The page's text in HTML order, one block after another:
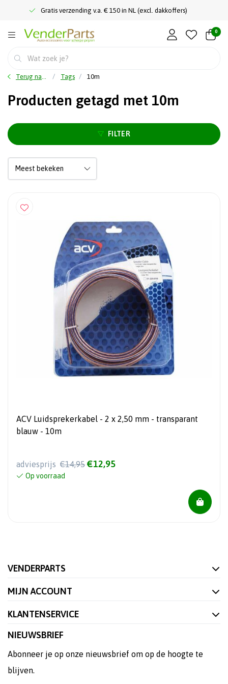
Gratis verzending v.a. € 150 in NL (excl. dakkoffers)
0
Terug naar home Tags 10m
Producten getagd met 10m
FILTER
ACV Luidsprekerkabel - 2 x 2,50 mm - transparant
blauw - 10m
adviesprijs €14,95 €12,95
Op voorraad
VENDERPARTS
MIJN ACCOUNT
KLANTENSERVICE
NIEUWSBRIEF
Abonneer je op onze nieuwsbrief om op de hoogte te
blijven.